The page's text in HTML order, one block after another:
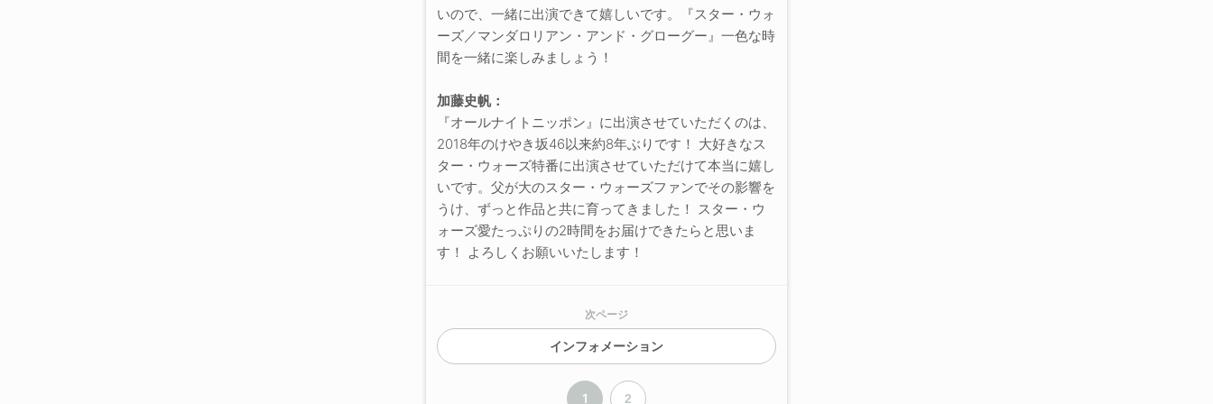
いので、一緒に出演できて嬉しいです。『スター・ウォ
ーズ／マンダロリアン・アンド・グローグー』一色な時
間を一緒に楽しみましょう！
加藤史帆：
『オールナイトニッポン』に出演させていただくのは、
2018年のけやき坂46以来約8年ぶりです！ 大好きなス
ター・ウォーズ特番に出演させていただけて本当に嬉し
いです。父が大のスター・ウォーズファンでその影響を
うけ、ずっと作品と共に育ってきました！ スター・ウ
ォーズ愛たっぷりの2時間をお届けできたらと思いま
す！ よろしくお願いいたします！
次ページ
インフォメーション
1 2